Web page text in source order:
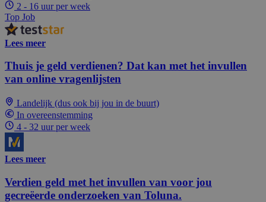
2 - 16 uur per week
Top Job
Lees meer
Thuis je geld verdienen? Dat kan met het invullen
van online vragenlijsten
Landelijk (dus ook bij jou in de buurt)
In overeenstemming
4 - 32 uur per week
Lees meer
Verdien geld met het invullen van voor jou
gecreëerde onderzoeken van Toluna.